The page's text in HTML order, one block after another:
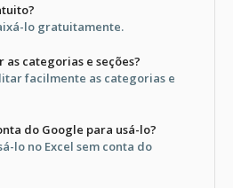
lo gratuitamente.
as categorias e seções?
facilmente as categorias e
do Google para usá-lo?
lo no Excel sem conta do